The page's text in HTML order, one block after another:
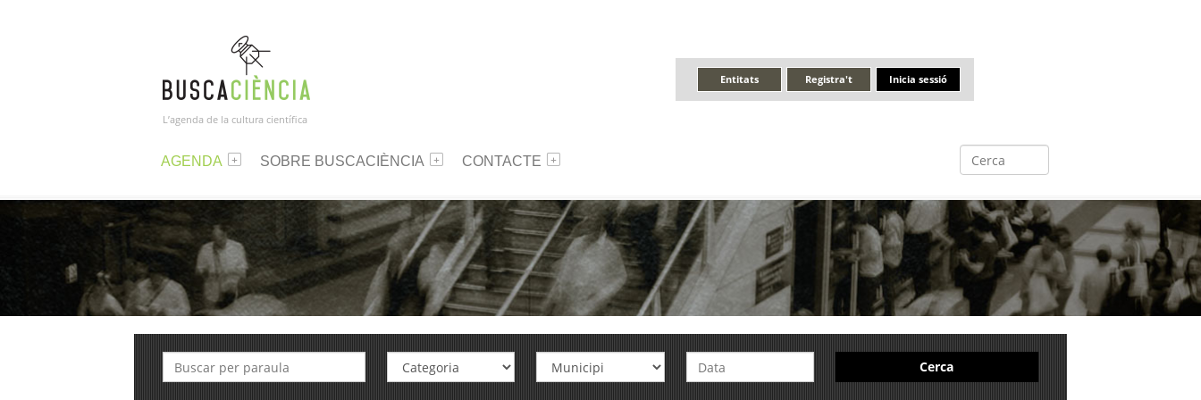
L’agenda de la cultura científica
Inicia sessió
Registra't
Entitats
AGENDA SOBRE BUSCACIÈNCIA CONTACTE
Cerca